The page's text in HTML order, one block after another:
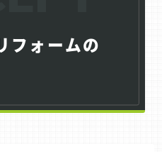
フォームの